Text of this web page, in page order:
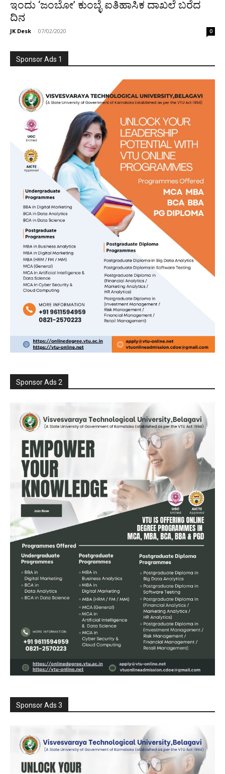
ಇಂದು ‘ಜಂಬೋ’ ಕುಂಬ್ಳೆ ಐತಿಹಾಸಿಕ ದಾಖಲೆ ಬರೆದ
ದಿನ
JK Desk - 07/02/2020 0
Sponsor Ads 1
Sponsor Ads 2
Sponsor Ads 3